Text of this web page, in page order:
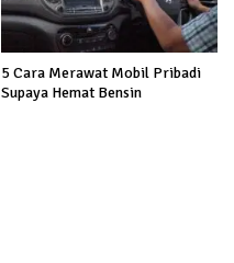
5 Cara Merawat Mobil Pribadi
Supaya Hemat Bensin